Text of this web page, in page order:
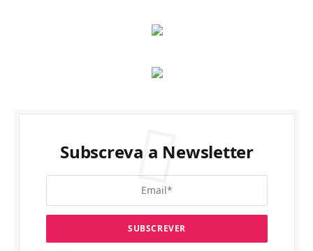
Subscreva a Newsletter